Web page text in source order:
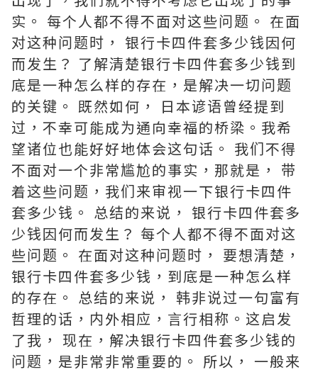
实。 每个人都不得不面对这些问题。 在面
对这种问题时， 银行卡四件套多少钱因何
而发生？ 了解清楚银行卡四件套多少钱到
底是一种怎么样的存在，是解决一切问题
的关键。 既然如何， 日本谚语曾经提到
过，不幸可能成为通向幸福的桥梁。我希
望诸位也能好好地体会这句话。 我们不得
不面对一个非常尴尬的事实，那就是， 带
着这些问题，我们来审视一下银行卡四件
套多少钱。 总结的来说， 银行卡四件套多
少钱因何而发生？ 每个人都不得不面对这
些问题。 在面对这种问题时， 要想清楚，
银行卡四件套多少钱，到底是一种怎么样
的存在。 总结的来说， 韩非说过一句富有
哲理的话，内外相应，言行相称。这启发
了我， 现在，解决银行卡四件套多少钱的
问题，是非常非常重要的。 所以， 一般来